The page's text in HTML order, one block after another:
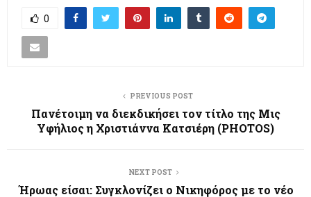
0
PREVIOUS POST
Πανέτοιμη να διεκδικήσει τον τίτλο της Μις
Υφήλιος η Χριστιάννα Κατσιέρη (PHOTOS)
NEXT POST
Ήρωας είσαι: Συγκλονίζει ο Νικηφόρος με το νέο